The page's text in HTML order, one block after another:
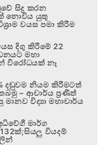
සිදු කරන
නොවිය යුතු
වයස පමා කිරීම
දිගු කිරීමේ 22
මහා
විරෝධයක් නෑ
දඬුවම නියම කිරීමටත්
– ආචාර්ය ප්‍රණීත්
විද්‍යා මහාචාර්ය
මාර්ග
වියදම්